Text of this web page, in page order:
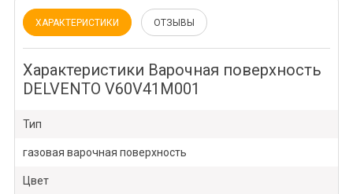
ХАРАКТЕРИСТИКИ ОТЗЫВЫ
Характеристики Варочная поверхность
DELVENTO V60V41M001
Тип
газовая варочная поверхность
Цвет